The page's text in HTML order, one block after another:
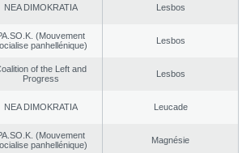
NEA DΙMOKRATIA Lesbos
(Mouvement
panhellénique)
Lesbos
of the Left and
Progress
Lesbos
NEA DΙMOKRATIA Leucade
(Mouvement
panhellénique)
Magnésie